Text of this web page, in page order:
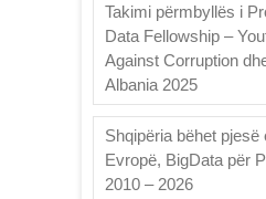
Takimi përmbyllës i
Data Fellowship –
Against Corruption
Albania 2025
Shqipëria bëhet pjesë
Evropë, BigData për
2010 – 2026